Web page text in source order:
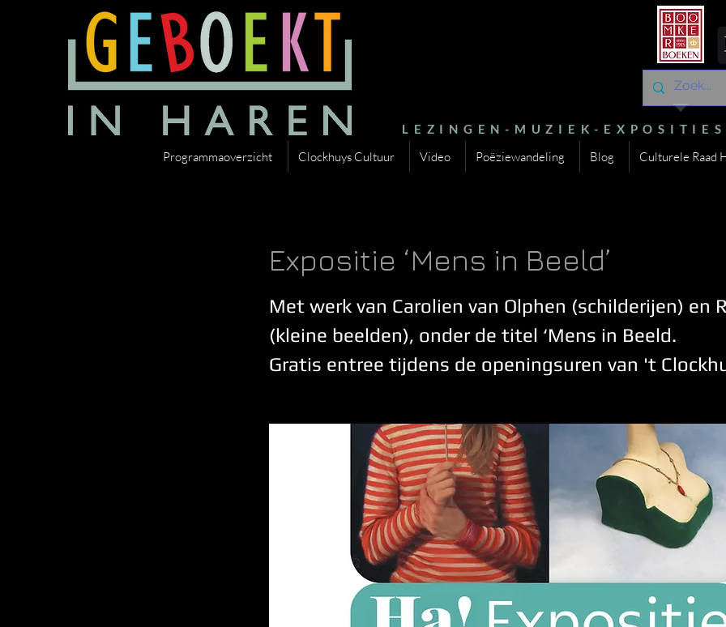
LEZINGEN-MUZIEK-
Programmaoverzicht Clockhuys Cultuur Video Poëziewandeling Blog Culturele Raad
Expositie ‘Mens in Beeld’
Met werk van Carolien van Olphen (schilderijen) en
(kleine beelden), onder de titel ‘Mens in Beeld.
Gratis entree tijdens de openingsuren van 't